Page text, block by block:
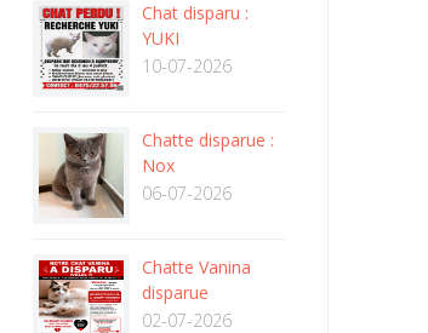
Chat disparu :
YUKI
10-07-2026
Chatte disparue :
Nox
06-07-2026
Chatte Vanina
disparue
02-07-2026